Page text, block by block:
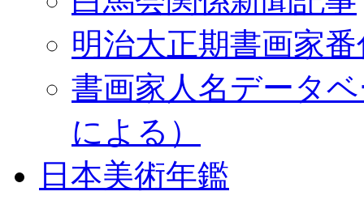
明治大正期書画家
書画家人名データ
による）
日本美術年鑑